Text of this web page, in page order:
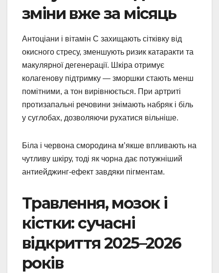
зміни вже за місяць
Антоціани і вітамін С захищають сітківку від
окисного стресу, зменшують ризик катаракти та
макулярної дегенерації. Шкіра отримує
колагенову підтримку — зморшки стають менш
помітними, а тон вирівнюється. При артриті
протизапальні речовини знімають набряк і біль
у суглобах, дозволяючи рухатися вільніше.
Біла і червона смородина м’якше впливають на
чутливу шкіру, тоді як чорна дає потужніший
антиейджинг-ефект завдяки пігментам.
Травлення, мозок і
кістки: сучасні
відкриття 2025–2026
років